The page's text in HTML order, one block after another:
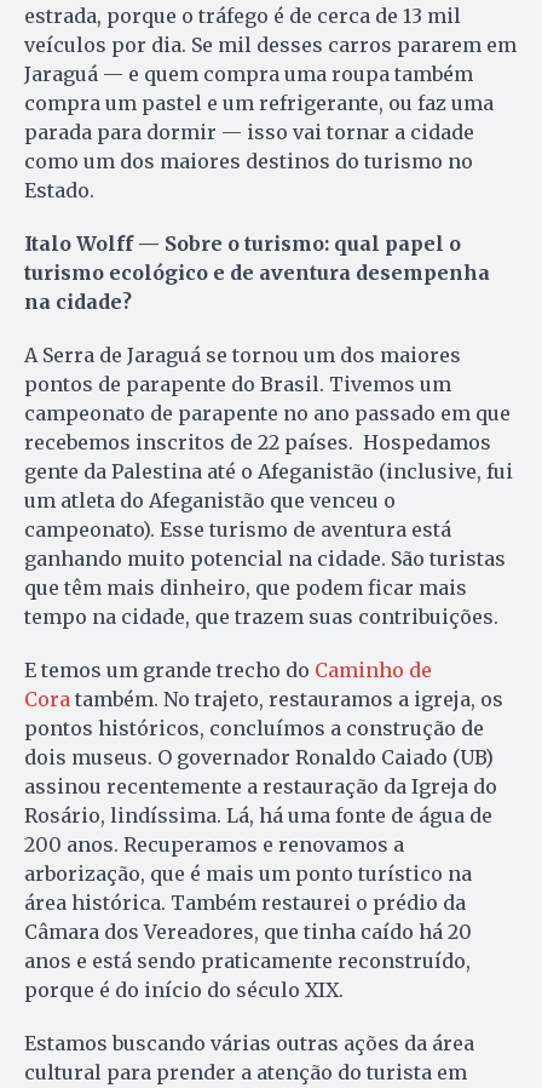
estrada, porque o tráfego é de cerca de 13 mil
veículos por dia. Se mil desses carros pararem em
Jaraguá — e quem compra uma roupa também
compra um pastel e um refrigerante, ou faz uma
parada para dormir — isso vai tornar a cidade
como um dos maiores destinos do turismo no
Estado.
Italo Wolff — Sobre o turismo: qual papel o
turismo ecológico e de aventura desempenha
na cidade?
A Serra de Jaraguá se tornou um dos maiores
pontos de parapente do Brasil. Tivemos um
campeonato de parapente no ano passado em que
recebemos inscritos de 22 países. Hospedamos
gente da Palestina até o Afeganistão (inclusive, fui
um atleta do Afeganistão que venceu o
campeonato). Esse turismo de aventura está
ganhando muito potencial na cidade. São turistas
que têm mais dinheiro, que podem ficar mais
tempo na cidade, que trazem suas contribuições.
E temos um grande trecho do Caminho de
Cora também. No trajeto, restauramos a igreja, os
pontos históricos, concluímos a construção de
dois museus. O governador Ronaldo Caiado (UB)
assinou recentemente a restauração da Igreja do
Rosário, lindíssima. Lá, há uma fonte de água de
200 anos. Recuperamos e renovamos a
arborização, que é mais um ponto turístico na
área histórica. Também restaurei o prédio da
Câmara dos Vereadores, que tinha caído há 20
anos e está sendo praticamente reconstruído,
porque é do início do século XIX.
Estamos buscando várias outras ações da área
cultural para prender a atenção do turista em